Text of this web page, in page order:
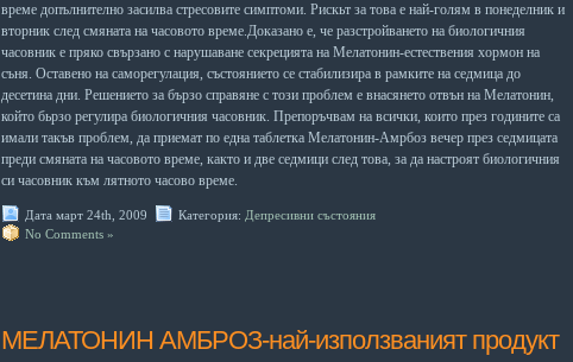
време допълнително засилва стресовите симптоми. Рискьт за това е най-голям в понеделник и
вторник след смяната на часовото време.Доказано е, че разстройването на биологичния
часовник е пряко свързано с нарушаване секрецията на Мелатонин-естествения хормон на
съня. Оставено на саморегулация, състоянието се стабилизира в рамките на седмица до
десетина дни. Решението за бързо справяне с този проблем е внасянето отвън на Мелатонин,
който бьрзо регулира биологичния часовник. Препоръчвам на всички, които през годините са
имали такъв проблем, да приемат по една таблетка Мелатонин-Амрбоз вечер през седмицата
преди смяната на часовото време, както и две седмици след това, за да настроят биологичния
си часовник към лятното часово време.
Дата март 24th, 2009 Категория: Депресивни състояния
No Comments »
МЕЛАТОНИН АМБРОЗ-най-използваният продукт